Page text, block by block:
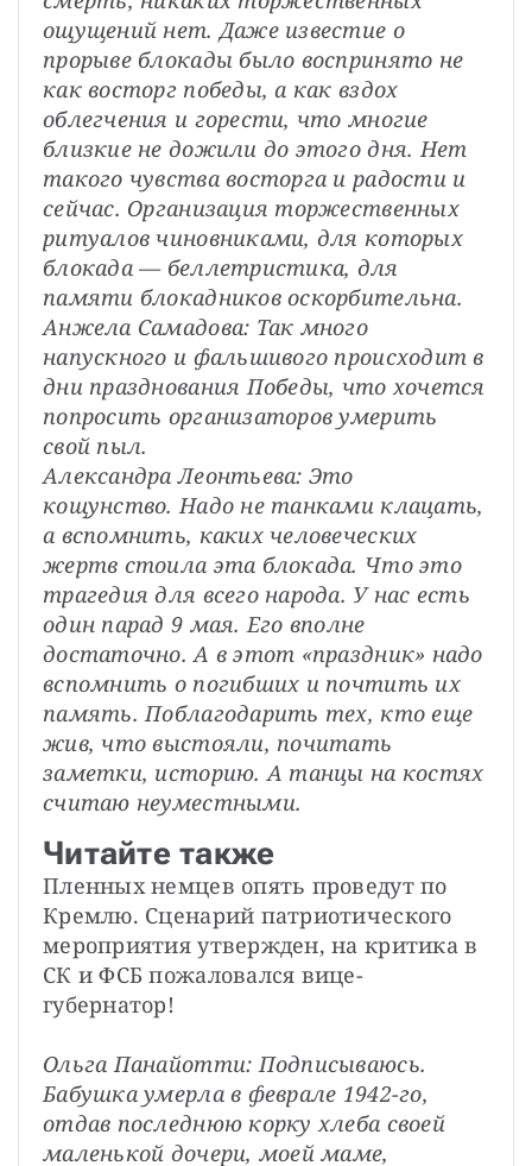
ощущений нет. Даже известие о
прорыве блокады было воспринято не
как восторг победы, а как вздох
облегчения и горести, что многие
близкие не дожили до этого дня. Нет
такого чувства восторга и радости и
сейчас. Организация торжественных
ритуалов чиновниками, для которых
блокада — беллетристика, для
памяти блокадников оскорбительна.
Анжела Самадова: Так много
напускного и фальшивого происходит в
дни празднования Победы, что хочется
попросить организаторов умерить
свой пыл.
Александра Леонтьева: Это
кощунство. Надо не танками клацать,
а вспомнить, каких человеческих
жертв стоила эта блокада. Что это
трагедия для всего народа. У нас есть
один парад 9 мая. Его вполне
достаточно. А в этот «праздник» надо
вспомнить о погибших и почтить их
память. Поблагодарить тех, кто еще
жив, что выстояли, почитать
заметки, историю. А танцы на костях
считаю неуместными.
Читайте также
Пленных немцев опять проведут по
Кремлю. Сценарий патриотического
мероприятия утвержден, на критика в
СК и ФСБ пожаловался вице-
губернатор!
Ольга Панайотти: Подписываюсь.
Бабушка умерла в феврале 1942-го,
отдав последнюю корку хлеба своей
маленькой дочери, моей маме,